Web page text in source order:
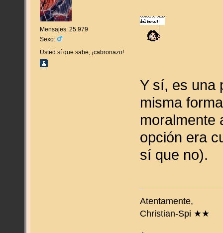
Mensajes: 25.979
Sexo:
Usted sí que sabe, ¡cabronazo!
Y sí, es una
misma
moralmente
opción era
sí que no).
Atentamente,
Christian-Spi ★★